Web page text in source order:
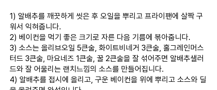
1) 알배추를 깨끗하게 씻은 후 오일을 뿌리고 프라이팬에 살짝 구
워서 익혀줍니다.
2) 베이컨을 먹기 좋은 크기로 자른 다음 기름에 볶아줍니다.
3) 소스는 올리브오일 5큰술, 화이트비네거 3큰술, 홀그레인머스
터드 3큰술, 마요네즈 1큰술, 꿀 2큰술을 잘 섞어주면 알배추샐러
드와 잘 어울리는 랜치느낌의 소스를 만들어집니다.
4) 알배추를 접시에 올리고, 구운 베이컨을 위에 뿌리고 소스와 딜